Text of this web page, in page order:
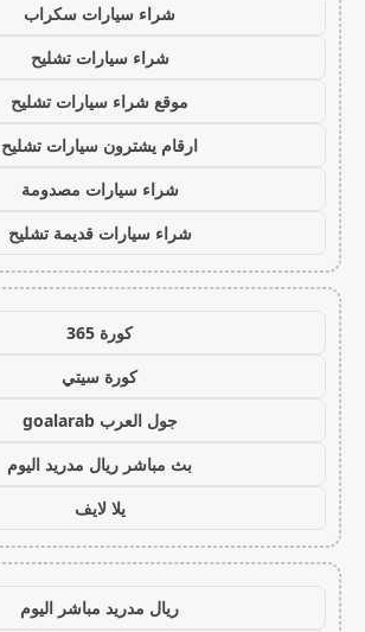
شراء سيارات سكراب
شراء سيارات تشليح
موقع شراء سيارات تشليح
ارقام يشترون سيارات تشليح
شراء سيارات مصدومة
شراء سيارات قديمة تشليح
كورة 365
كورة سيتي
جول العرب goalarab
بث مباشر ريال مدريد اليوم
يلا لايف
ريال مدريد مباشر اليوم